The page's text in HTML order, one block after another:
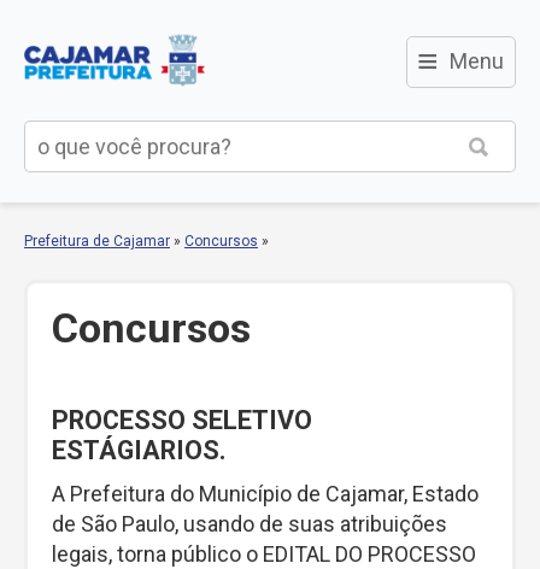
≡ Menu
Prefeitura de Cajamar » Concursos »
Concursos
PROCESSO SELETIVO
ESTÁGIARIOS.
A Prefeitura do Município de Cajamar, Estado
de São Paulo, usando de suas atribuições
legais, torna público o EDITAL DO PROCESSO